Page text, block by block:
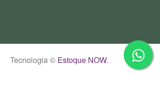
Tecnologia © Estoque NOW.